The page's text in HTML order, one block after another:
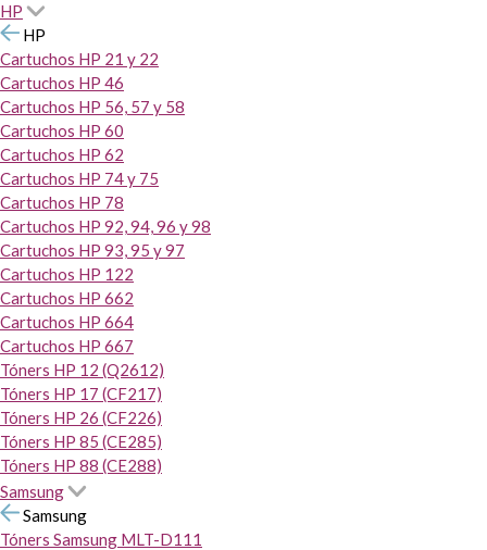
HP
HP
Cartuchos HP 21 y 22
Cartuchos HP 46
Cartuchos HP 56, 57 y 58
Cartuchos HP 60
Cartuchos HP 62
Cartuchos HP 74 y 75
Cartuchos HP 78
Cartuchos HP 92, 94, 96 y 98
Cartuchos HP 93, 95 y 97
Cartuchos HP 122
Cartuchos HP 662
Cartuchos HP 664
Cartuchos HP 667
Tóners HP 12 (Q2612)
Tóners HP 17 (CF217)
Tóners HP 26 (CF226)
Tóners HP 85 (CE285)
Tóners HP 88 (CE288)
Samsung
Samsung
Tóners Samsung MLT-D111